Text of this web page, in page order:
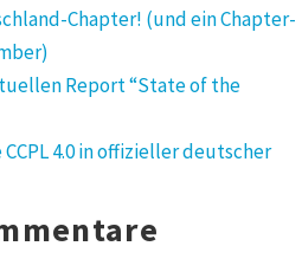
Chapter! (und ein Chapter-
Report “State of the
4.0 in offizieller deutscher